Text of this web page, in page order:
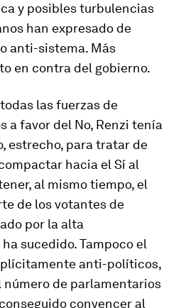
y posibles turbulencias
han expresado de
anti-sistema. Más
en contra del gobierno.
las fuerzas de
a favor del No, Renzi tenía
estrecho, para tratar de
hacia el Sí al
al mismo tiempo, el
de los votantes de
por la alta
sucedido. Tampoco el
anti-políticos,
de parlamentarios
convencer al